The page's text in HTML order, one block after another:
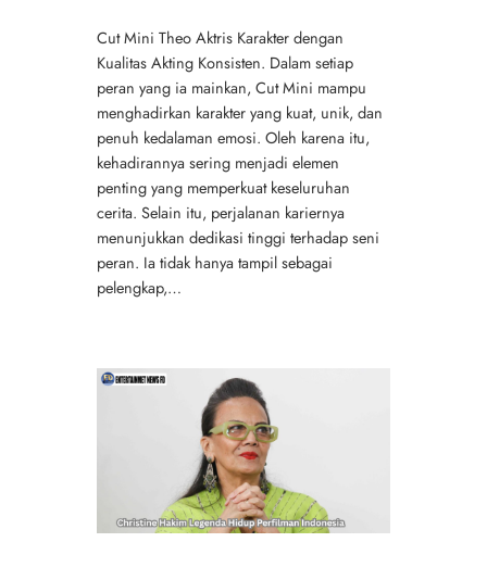
Cut Mini Theo Aktris Karakter dengan
Kualitas Akting Konsisten. Dalam setiap
peran yang ia mainkan, Cut Mini mampu
menghadirkan karakter yang kuat, unik, dan
penuh kedalaman emosi. Oleh karena itu,
kehadirannya sering menjadi elemen
penting yang memperkuat keseluruhan
cerita. Selain itu, perjalanan kariernya
menunjukkan dedikasi tinggi terhadap seni
peran. Ia tidak hanya tampil sebagai
pelengkap,…